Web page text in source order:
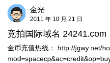
金光
2011 年 10 月 21 日
竞拍国际域名 24241.com
金币充值热线： http://jgwy.net/